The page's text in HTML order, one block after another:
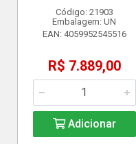
Código: 21903
Embalagem: UN
EAN: 4059952545516
R$ 7.889,00
Adicionar